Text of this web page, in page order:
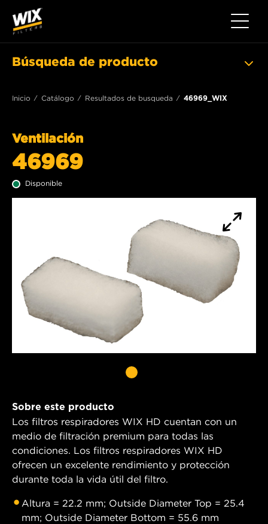
Toggle
Búsqueda de producto
Inicio Catálogo Resultados de busqueda 46969_WIX
Ventilación
46969
Disponible
Sobre este producto
Los filtros respiradores WIX HD cuentan con un
medio de filtración premium para todas las
condiciones. Los filtros respiradores WIX HD
ofrecen un excelente rendimiento y protección
durante toda la vida útil del filtro.
Altura = 22.2 mm; Outside Diameter Top = 25.4
mm; Outside Diameter Bottom = 55.6 mm